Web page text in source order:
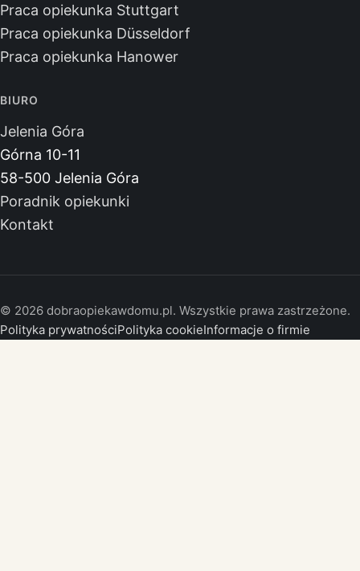
Praca opiekunka Stuttgart
Praca opiekunka Düsseldorf
Praca opiekunka Hanower
BIURO
Jelenia Góra
Górna 10-11
58-500 Jelenia Góra
Poradnik opiekunki
Kontakt
© 2026 dobraopiekawdomu.pl. Wszystkie prawa zastrzeżone.
Polityka prywatnościPolityka cookieInformacje o firmie